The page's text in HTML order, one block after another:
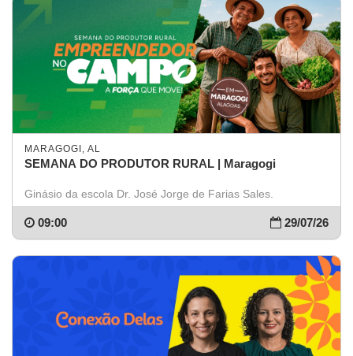
MARAGOGI, AL
SEMANA DO PRODUTOR RURAL | Maragogi
Ginásio da escola Dr. José Jorge de Farias Sales.
29/07/26
09:00